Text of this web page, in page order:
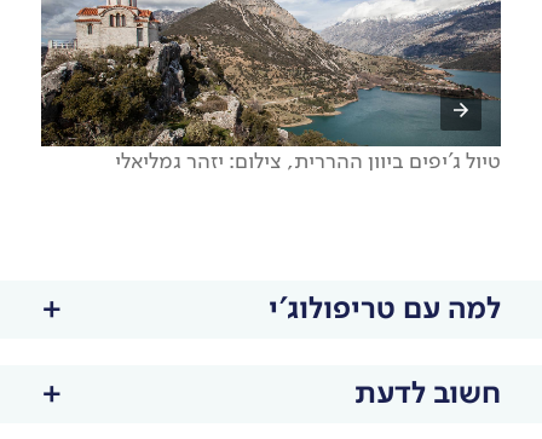
טיול ג'יפים ביוון ההררית, צילום: יזהר גמליאלי
למה עם טריפולוג'י
חשוב לדעת